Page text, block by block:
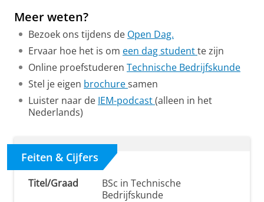
Meer weten?
Bezoek ons tijdens de Open Dag.
Ervaar hoe het is om een dag studentte zijn
Online proefstuderen Technische Bedrijfskunde
Stel je eigen brochuresamen
Luister naar de IEM-podcast(alleen in het
Nederlands)
Feiten & Cijfers
Titel/Graad
BSc in Technische
Bedrijfskunde